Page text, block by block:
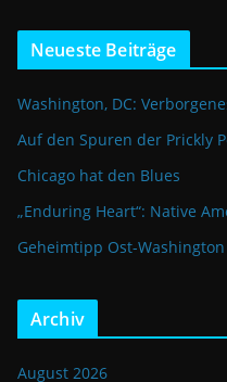
Neueste Beiträge
Washington, DC:
Auf den Spuren der Prickly
Chicago hat den Blues
„Enduring Heart“: Native
Geheimtipp Ost-Washington
Archiv
August 2026